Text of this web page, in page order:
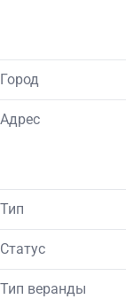
Город
Адрес
Тип
Статус
Тип веранды